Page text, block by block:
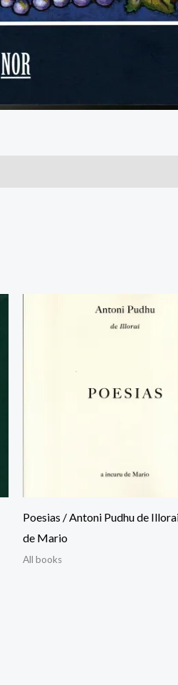
Poesias / Antoni Pudhu de
de Mario
All books